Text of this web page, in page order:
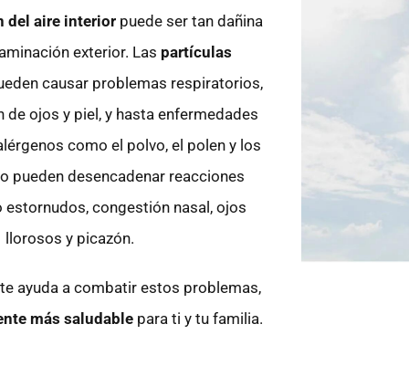
del aire interiorpuede ser tan dañina
exterior. Las partículas
causar problemas respiratorios,
de ojos y piel, y hasta enfermedades
como el polvo, el polen y los
pueden desencadenar reacciones
estornudos, congestión nasal, ojos
llorosos y picazón.
ayuda a combatir estos problemas,
más saludablepara ti y tu familia.